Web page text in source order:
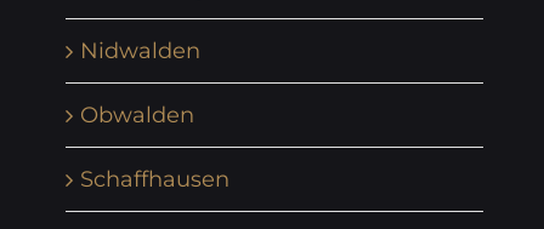
Nidwalden
Obwalden
Schaffhausen